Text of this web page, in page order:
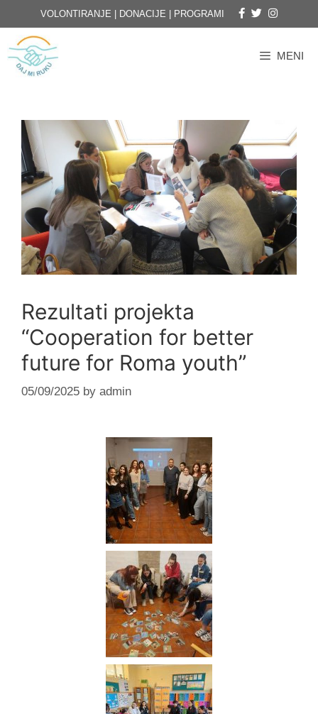
VOLONTIRANJE DONACIJE PROGRAMI
MENI
Rezultati projekta
“Cooperation for better
future for Roma youth”
05/09/2025 by admin